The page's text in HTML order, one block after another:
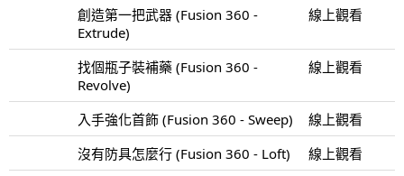
創造第一把武器 (Fusion 360 -
Extrude)
線上觀看
找個瓶子裝補藥 (Fusion 360 -
Revolve)
線上觀看
入手強化首飾 (Fusion 360 - Sweep)
線上觀看
沒有防具怎麼行 (Fusion 360 - Loft)
線上觀看